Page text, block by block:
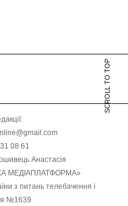
SCROLL TO TOP
08 61
Анастасія
МЕДІАПЛАТФОРМА»
з питань телебачення і
№1639